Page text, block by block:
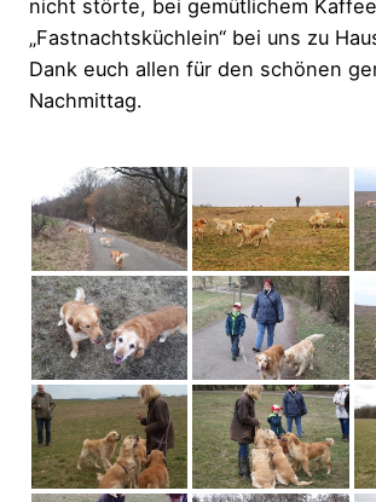
nicht störte, bei gemütlichem
„Fastnachtsküchlein“ bei uns zu
Dank euch allen für den schönen
Nachmittag.